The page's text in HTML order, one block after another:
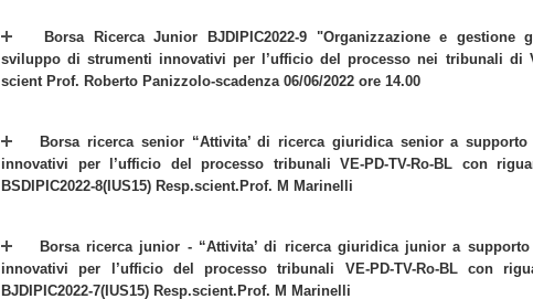
Borsa Ricerca Junior BJDIPIC2022-9 "Organizzazione e
sviluppo di strumenti innovativi per l’ufficio del processo nei tribunali di
scient Prof. Roberto Panizzolo-scadenza 06/06/2022 ore 14.00
Borsa ricerca senior “Attivita’ di ricerca giuridica senior a
innovativi per l’ufficio del processo tribunali VE-PD-TV-Ro-BL con
BSDIPIC2022-8(IUS15) Resp.scient.Prof. M Marinelli
Borsa ricerca junior - “Attivita’ di ricerca giuridica junior a
innovativi per l’ufficio del processo tribunali VE-PD-TV-Ro-BL con
BJDIPIC2022-7(IUS15) Resp.scient.Prof. M Marinelli